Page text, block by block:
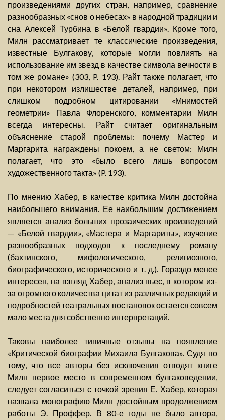
произведениями других стран, например, сравнение
разнообразных «снов о небесах» в народной традиции и
сна Алексей Турбина в «Белой гвардии». Кроме того,
Милн рассматривает те классические произведения,
известные Булгакову, которые могли повлиять на
использование им звезд в качестве символа вечности в
том же романе» (303, P. 193). Райт также полагает, что
при некотором излишестве деталей, например, при
слишком подробном цитировании «Мнимостей
геометрии» Павла Флоренского, комментарии Милн
всегда интересны. Райт считает оригинальным
объяснение старой проблемы: почему Мастер и
Маргарита награждены покоем, а не светом: Милн
полагает, что это «было всего лишь вопросом
художественного такта» (P. 193).
По мнению Хабер, в качестве критика Милн достойна
наибольшего внимания. Ее наибольшим достижением
является анализ больших прозаических произведений
— «Белой гвардии», «Мастера и Маргариты», изучение
разнообразных подходов к последнему роману
(бахтинского, мифологического, религиозного,
биографического, исторического и т. д.). Гораздо менее
интересен, на взгляд Хабер, анализ пьес, в котором из-
за огромного количества цитат из различных редакций и
подробностей театральных постановок остается совсем
мало места для собственно интерпретаций.
Таковы наиболее типичные отзывы на появление
«Критической биографии Михаила Булгакова». Судя по
тому, что все авторы без исключения отводят книге
Милн первое место в современном булгаковедении,
следует согласиться с точкой зрения Е. Хабер, которая
назвала монографию Милн достойным продолжением
работы Э. Проффер. В 80-е годы не было автора,